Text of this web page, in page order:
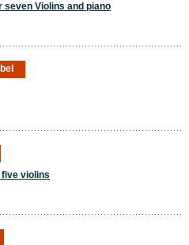
seven Violins and piano
violins